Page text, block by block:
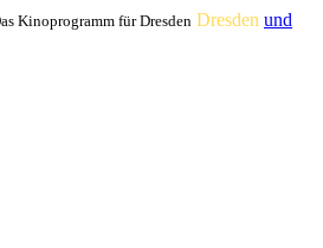
Kinoprogramm für Dresden Dresden und